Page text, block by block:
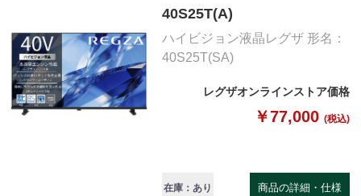
40S25T(A)
ハイビジョン液晶レグザ 形名：
40S25T(SA)
レグザオンラインストア価格
￥77,000 (税込)
在庫：あり 商品の詳細・仕様